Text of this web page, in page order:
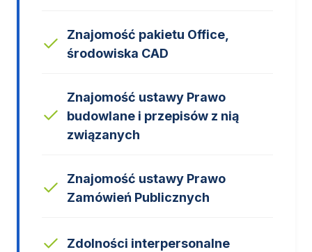
Znajomość pakietu Office,
środowiska CAD
Znajomość ustawy Prawo
budowlane i przepisów z nią
związanych
Znajomość ustawy Prawo
Zamówień Publicznych
Zdolności interpersonalne